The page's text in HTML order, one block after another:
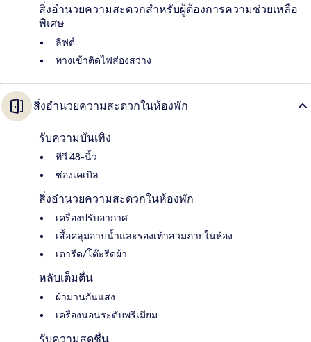
สิ่งอำนวยความสะดวกสำหรับผู้ต้องการความช่วยเหลือ
พิเศษ
ลิฟต์
ทางเข้าติดไฟส่องสว่าง
สิ่งอำนวยความสะดวกในห้องพัก
รับความบันเทิง
ทีวี 48-นิ้ว
ช่องเคเบิล
สิ่งอำนวยความสะดวกในห้องพัก
เครื่องปรับอากาศ
เสื้อคลุมอาบน้ำและรองเท้าสวมภายในห้อง
เตารีด/โต๊ะรีดผ้า
หลับเต็มตื่น
ผ้าม่านกันแสง
เครื่องนอนระดับพรีเมียม
รับความสดชื่น